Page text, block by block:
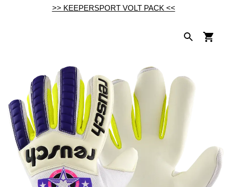
>> KEEPERSPORT VOLT PACK <<